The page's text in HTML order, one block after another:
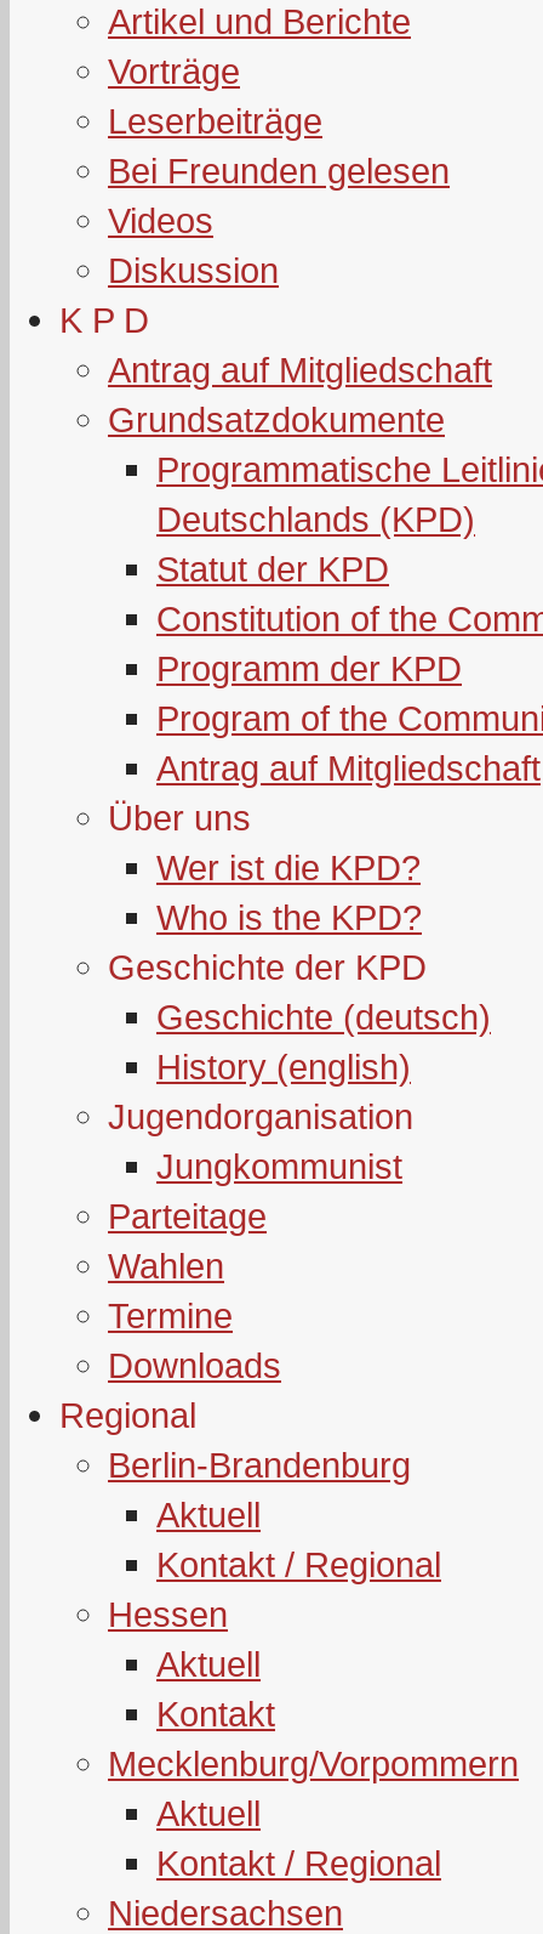
Artikel und Berichte
Vorträge
Leserbeiträge
Bei Freunden gelesen
Videos
Diskussion
K P D
Antrag auf Mitgliedschaft
Grundsatzdokumente
Programmatische
Deutschlands (KPD)
Statut der KPD
Constitution of the
Programm der KPD
Program of the
Antrag auf Mitgliedschaft
Über uns
Wer ist die KPD?
Who is the KPD?
Geschichte der KPD
Geschichte (deutsch)
History (english)
Jugendorganisation
Jungkommunist
Parteitage
Wahlen
Termine
Downloads
Regional
Berlin-Brandenburg
Aktuell
Kontakt / Regional
Hessen
Aktuell
Kontakt
Mecklenburg/Vorpommern
Aktuell
Kontakt / Regional
Niedersachsen